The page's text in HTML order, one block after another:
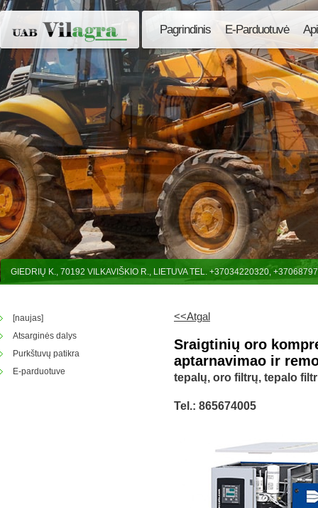
Pagrindinis E-Parduotuvė
GIEDRIŲ K., 70192 VILKAVIŠKIO R., LIETUVA TEL. +37034220320,
<<Atgal
Sraigtinių oro
aptarnavimao ir
tepalų, oro filtrų, tepalo
Tel.: 865674005
[naujas]
Atsarginės dalys
Purkštuvų patikra
E-parduotuve